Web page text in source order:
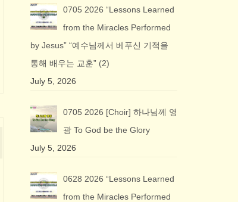
0705 2026 “Lessons Learned
from the Miracles Performed
by Jesus” “예수님께서 베푸신 기적을
통해 배우는 교훈” (2)
July 5, 2026
0705 2026 [Choir] 하나님께 영
광 To God be the Glory
July 5, 2026
0628 2026 “Lessons Learned
from the Miracles Performed